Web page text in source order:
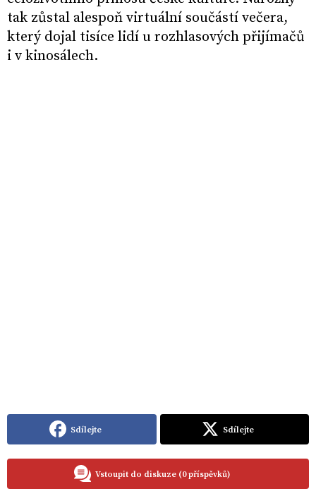
tak zůstal alespoň virtuální součástí večera,
který dojal tisíce lidí u rozhlasových přijímačů
i v kinosálech.
Sdílejte Sdílejte
Vstoupit do diskuze (0 příspěvků)